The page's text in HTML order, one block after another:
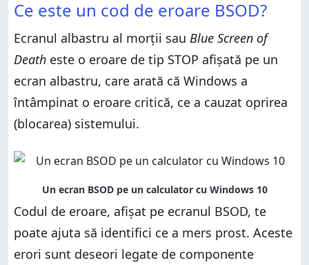
Cum remediezi erorile BSOD
Lista codurilor de eroare BSOD frecvente și posibile
soluții
Lista completă a codurilor de eroare BSOD
Ce cod de oprire BSOD te-a adus aici?
Cum găsești codurile de eroare BSOD
Cum remediezi erorile BSOD
Lista codurilor de eroare BSOD frecvente și posibile
Lista completă a codurilor de eroare BSOD
Ce cod de oprire BSOD te-a adus aici?
Ce este un cod de eroare BSOD?
Ecranul albastru al morții sau Blue Screen of
Death este o eroare de tip STOP afișată pe un
ecran albastru, care arată că Windows a
întâmpinat o eroare critică, ce a cauzat oprirea
(blocarea) sistemului.
Codul de eroare, afișat pe ecranul BSOD, te
poate ajuta să identifici ce a mers prost. Aceste
erori sunt deseori legate de componente